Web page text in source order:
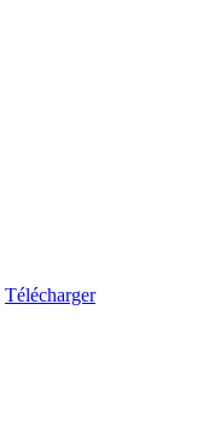
Télécharger